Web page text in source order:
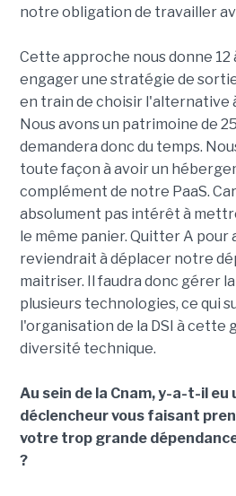
notre obligation de travailler
Cette approche nous donne 12
engager une stratégie de
en train de choisir l'alternative
Nous avons un patrimoine de
demandera donc du temps.
toute façon à avoir un
complément de notre PaaS.
absolument pas intérêt à
le même panier. Quitter A pour
reviendrait à déplacer notre
maitriser. Il faudra donc gérer
plusieurs technologies, ce qui
l'organisation de la DSI à cette
diversité technique.
Au sein de la Cnam, y-a-t-il eu
déclencheur vous faisant
votre trop grande
?